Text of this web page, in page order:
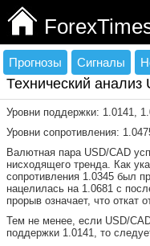
Прогнозы Сигналы
Технический
Уровни поддержки: 1.0141,
Уровни сопротивления:
Валютная пара USD/CAD
нисходящего тренда. Как
сопротивления 1.0345 был
нацелилась на 1.0681 с
прорыв означает, что откат
Тем не менее, если USD/
поддержки 1.0141, то